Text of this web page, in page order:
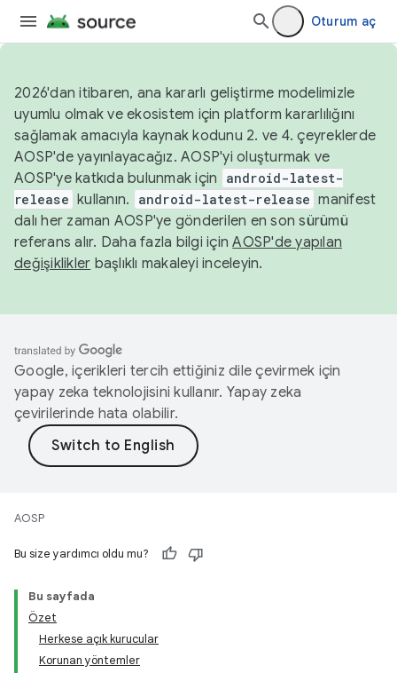
Oturum aç
2026'dan itibaren, ana kararlı geliştirme modelimizle
uyumlu olmak ve ekosistem için platform kararlılığını
sağlamak amacıyla kaynak kodunu 2. ve 4. çeyreklerde
AOSP'de yayınlayacağız. AOSP'yi oluşturmak ve
AOSP'ye katkıda bulunmak için
android-latest-
release kullanın. android-latest-release manifest
dalı her zaman AOSP'ye gönderilen en son sürümü
referans alır. Daha fazla bilgi içinAOSP'de yapılan
değişiklikler başlıklı makaleyi inceleyin.
Google, içerikleri tercih ettiğiniz dile çevirmek için
yapay zeka teknolojisini kullanır. Yapay zeka
çevirilerinde hata olabilir.
AOSP
Bu size yardımcı oldu mu?
Bu sayfada
Özet
Herkese açık kurucular
Korunan yöntemler